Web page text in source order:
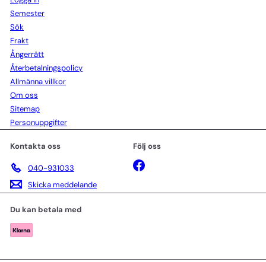
Semester
Sök
Frakt
Ångerrätt
Återbetalningspolicy
Allmänna villkor
Om oss
Sitemap
Personuppgifter
Kontakta oss
040-931033
Skicka meddelande
Följ oss
Facebook
Du kan betala med